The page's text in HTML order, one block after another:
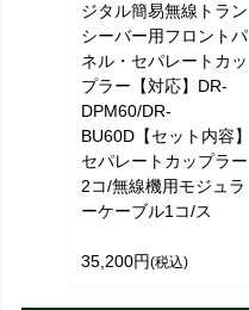
ジタル簡易無線トラン
シーバー用フロントパ
ネル・セパレートカッ
プラー【対応】DR-
DPM60/DR-
BU60D【セット内容】
セパレートカップラー
2コ/無線機用モジュラ
ーケーブル1コ/ス
35,200円(税込)